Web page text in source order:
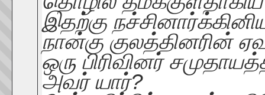
இதற்கு
நான்கு குலத்தினரின்
ஒரு பிரிவினர்
அவர் யார்?